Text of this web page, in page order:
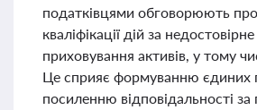
податківцями обговорюють
кваліфікації дій за
приховування активів, у тому
Це сприяє формуванню єдиних
посиленню відповідальності